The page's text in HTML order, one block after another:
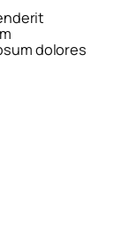
dolores